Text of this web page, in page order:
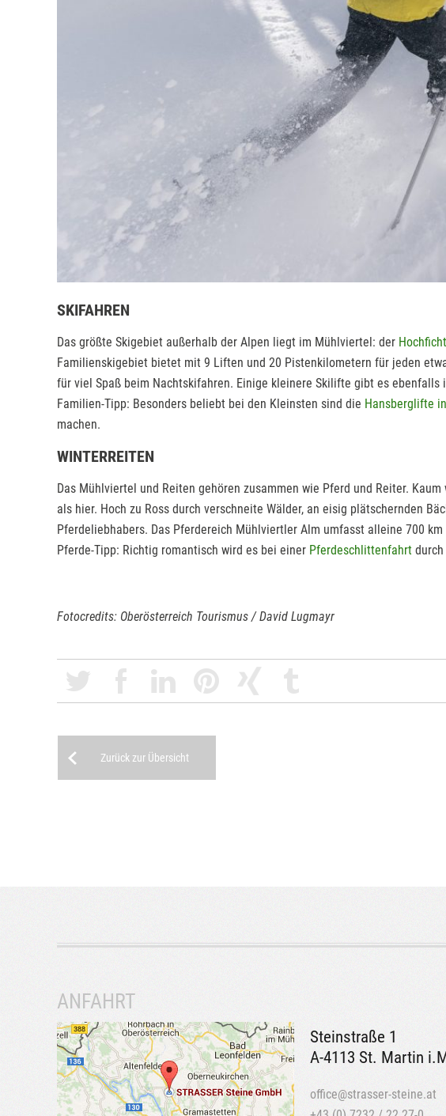
SKIFAHREN
Das größte Skigebiet außerhalb der Alpen liegt im Mühlviertel: der Hochficht
Familienskigebiet bietet mit 9 Liften und 20 Pistenkilometern für jeden
für viel Spaß beim Nachtskifahren. Einige kleinere Skilifte gibt es
Familien-Tipp: Besonders beliebt bei den Kleinsten sind die Hansberglifte
machen.
WINTERREITEN
Das Mühlviertel und Reiten gehören zusammen wie Pferd und Reiter.
als hier. Hoch zu Ross durch verschneite Wälder, an eisig plätschernden
Pferdeliebhabers. Das Pferdereich Mühlviertler Alm umfasst alleine 700
Pferde-Tipp: Richtig romantisch wird es bei einer Pferdeschlittenfahrt
Fotocredits: Oberösterreich Tourismus / David Lugmayr
Zurück zur Übersicht
ANFAHRT
Steinstraße 1
A-4113 St. Martin
office@strasser-steine.at